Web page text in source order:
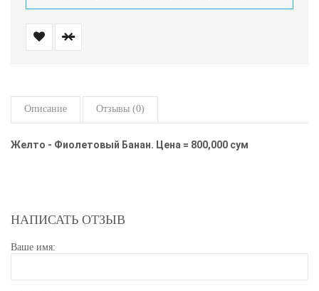
Описание Отзывы (0)
Желто - Фиолетовый Банан. Цена = 800,000 сум
НАПИСАТЬ ОТЗЫВ
Ваше имя: